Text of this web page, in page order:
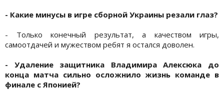
- Какие минусы в игре сборной Украины резали глаз?
- Только конечный результат, а качеством игры,
самоотдачей и мужеством ребят я остался доволен.
- Удаление защитника Владимира Алексюка до
конца матча сильно осложнило жизнь команде в
финале с Японией?